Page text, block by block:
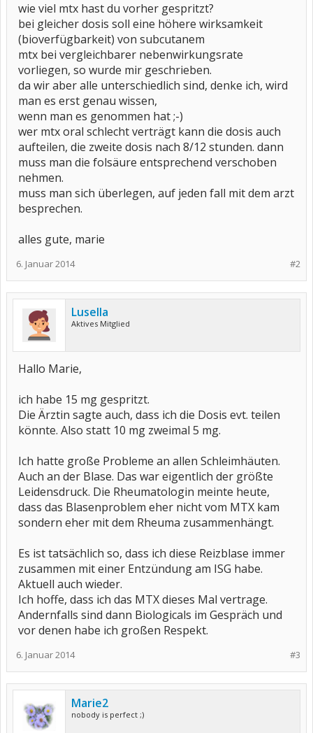
wie viel mtx hast du vorher gespritzt?
bei gleicher dosis soll eine höhere wirksamkeit
(bioverfügbarkeit) von subcutanem
mtx bei vergleichbarer nebenwirkungsrate
vorliegen, so wurde mir geschrieben.
da wir aber alle unterschiedlich sind, denke ich, wird
man es erst genau wissen,
wenn man es genommen hat ;-)
wer mtx oral schlecht verträgt kann die dosis auch
aufteilen, die zweite dosis nach 8/12 stunden. dann
muss man die folsäure entsprechend verschoben
nehmen.
muss man sich überlegen, auf jeden fall mit dem arzt
besprechen.
alles gute, marie
#2
6. Januar 2014
Lusella
Aktives Mitglied
Hallo Marie,
ich habe 15 mg gespritzt.
Die Ärztin sagte auch, dass ich die Dosis evt. teilen
könnte. Also statt 10 mg zweimal 5 mg.
Ich hatte große Probleme an allen Schleimhäuten.
Auch an der Blase. Das war eigentlich der größte
Leidensdruck. Die Rheumatologin meinte heute,
dass das Blasenproblem eher nicht vom MTX kam
sondern eher mit dem Rheuma zusammenhängt.
Es ist tatsächlich so, dass ich diese Reizblase immer
zusammen mit einer Entzündung am ISG habe.
Aktuell auch wieder.
Ich hoffe, dass ich das MTX dieses Mal vertrage.
Andernfalls sind dann Biologicals im Gespräch und
vor denen habe ich großen Respekt.
#3
6. Januar 2014
Marie2
nobody is perfect ;)